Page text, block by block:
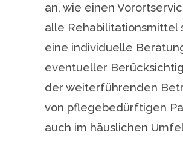
an, wie einen
alle Rehabilitationsmittel
eine individuelle
eventueller
der weiterführenden
von pflegebedürftigen
auch im häuslichen